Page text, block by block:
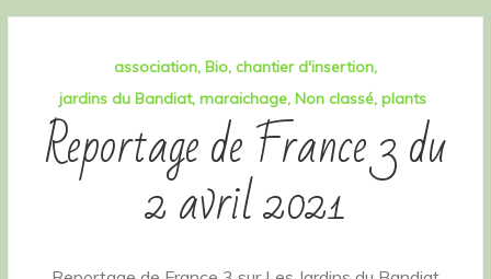
association Bio chantier d'insertion
jardins du Bandiat maraichage Non classé plants
Reportage de France 3 du
2 avril 2021